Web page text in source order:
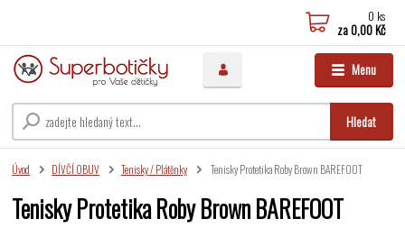
Menu
Hledat
0 ks
za0,00 Kč
Úvod DÍVČÍ OBUV Tenisky / Plátěnky Tenisky Protetika Roby Brown BAREFOOT
Tenisky Protetika Roby Brown BAREFOOT